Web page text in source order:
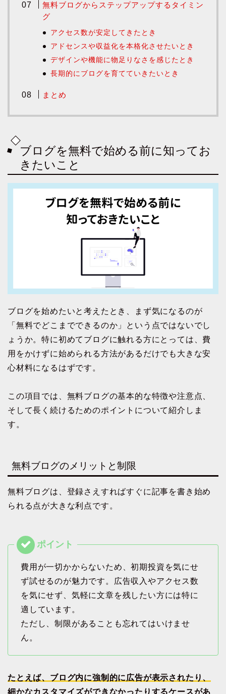
無料ブログからステップアップするタイミン
グ
アクセス数が安定してきたとき
アドセンスや収益化を本格化させたいとき
デザインや機能に物足りなさを感じたとき
長期的にブログを育てていきたいとき
まとめ
ブログを無料で始める前に知ってお
きたいこと
ブログを始めたいと考えたとき、まず気になるのが
「無料でどこまでできるのか」という点ではないでし
ょうか。特に初めてブログに触れる方にとっては、費
用をかけずに始められる方法があるだけでも大きな安
心材料になるはずです。
この項目では、無料ブログの基本的な特徴や注意点、
そして長く続けるためのポイントについて紹介しま
す。
無料ブログのメリットと制限
無料ブログは、登録さえすればすぐに記事を書き始め
られる点が大きな利点です。
費用が一切かからないため、初期投資を気にせ
ず試せるのが魅力です。広告収入やアクセス数
を気にせず、気軽に文章を残したい方には特に
適しています。
ただし、制限があることも忘れてはいけませ
ん。
たとえば、ブログ内に強制的に広告が表示されたり、
細かなカスタマイズができなかったりするケースがあ